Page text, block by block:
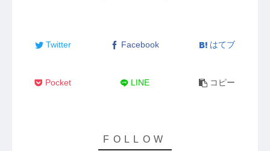
Twitter Facebook はてブ
Pocket LINE コピー